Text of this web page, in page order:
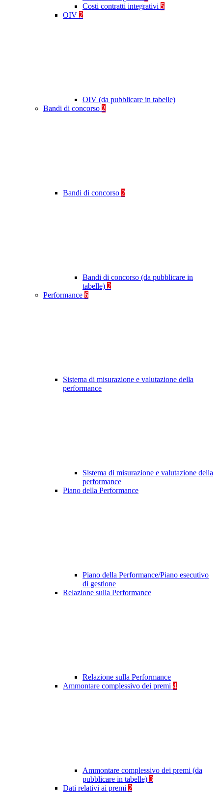
Costi contratti integrativi 5
OIV 2
OIV (da pubblicare in tabelle)
Bandi di concorso 2
Bandi di concorso 2
Bandi di concorso (da pubblicare in
tabelle) 2
Performance 6
Sistema di misurazione e valutazione della
performance
Sistema di misurazione e valutazione della
performance
Piano della Performance
Piano della Performance/Piano esecutivo
di gestione
Relazione sulla Performance
Relazione sulla Performance
Ammontare complessivo dei premi 4
Ammontare complessivo dei premi (da
pubblicare in tabelle) 3
Dati relativi ai premi 2